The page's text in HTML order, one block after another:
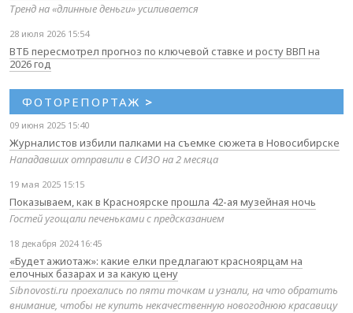
Тренд на «длинные деньги» усиливается
28 июля 2026 15:54
ВТБ пересмотрел прогноз по ключевой ставке и росту ВВП на
2026 год
ФОТОРЕПОРТАЖ >
09 июня 2025 15:40
Журналистов избили палками на съемке сюжета в Новосибирске
Нападавших отправили в СИЗО на 2 месяца
19 мая 2025 15:15
Показываем, как в Красноярске прошла 42-ая музейная ночь
Гостей угощали печеньками с предсказанием
18 декабря 2024 16:45
«Будет ажиотаж»: какие елки предлагают красноярцам на
елочных базарах и за какую цену
Sibnovosti.ru проехались по пяти точкам и узнали, на что обратить
внимание, чтобы не купить некачественную новогоднюю красавицу